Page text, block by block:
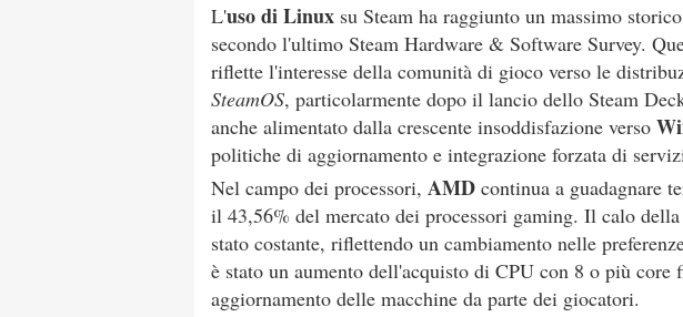
L'uso di Linux su Steam ha raggiunto un massimo
secondo l'ultimo Steam Hardware & Software Survey.
riflette l'interesse della comunità di gioco verso le
SteamOS, particolarmente dopo il lancio dello Steam
anche alimentato dalla crescente insoddisfazione verso
politiche di aggiornamento e integrazione forzata di
Nel campo dei processori, AMD continua a guadagnare
il 43,56% del mercato dei processori gaming. Il calo
stato costante, riflettendo un cambiamento nelle
è stato un aumento dell'acquisto di CPU con 8 o più core
aggiornamento delle macchine da parte dei giocatori.